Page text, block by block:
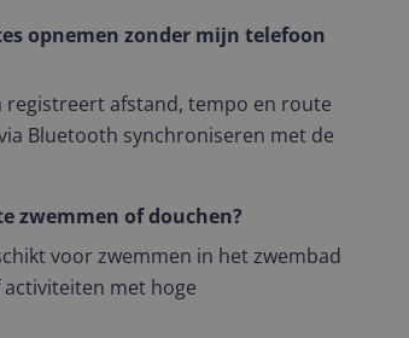
opnemen zonder mijn telefoon
registreert afstand, tempo en route
Bluetooth synchroniseren met de
zwemmen of douchen?
voor zwemmen in het zwembad
met hoge